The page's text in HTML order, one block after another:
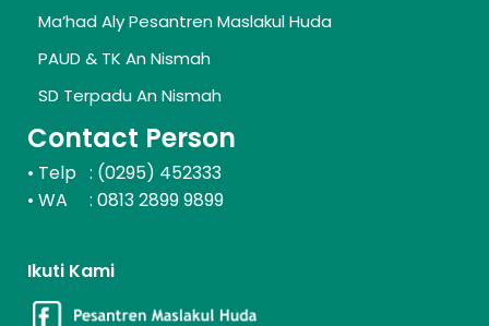
Ma’had Aly Pesantren Maslakul Huda
PAUD & TK An Nismah
SD Terpadu An Nismah
Contact Person
• Telp : (0295) 452333
• WA : 0813 2899 9899
Ikuti Kami